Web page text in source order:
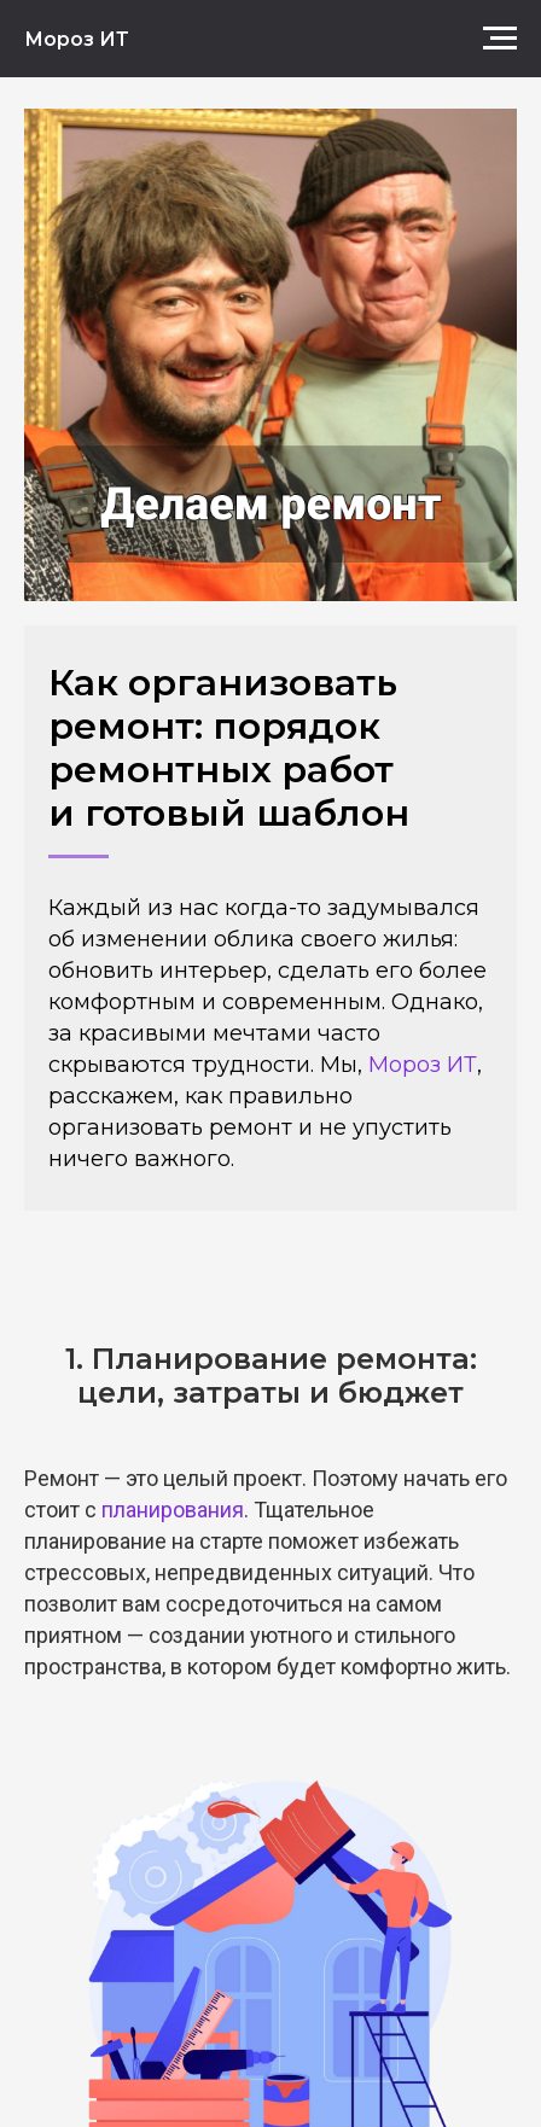
Мороз ИТ
Как организовать
ремонт: порядок
ремонтных работ
и готовый шаблон
Каждый из нас когда-то задумывался
об изменении облика своего жилья:
обновить интерьер, сделать его более
комфортным и современным. Однако,
за красивыми мечтами часто
скрываются трудности. Мы, Мороз ИТ,
расскажем, как правильно
организовать ремонт и не упустить
ничего важного.
1. Планирование ремонта:
цели, затраты и бюджет
Ремонт — это целый проект. Поэтому начать его
стоит с планирования. Тщательное
планирование на старте поможет избежать
стрессовых, непредвиденных ситуаций. Что
позволит вам сосредоточиться на самом
приятном — создании уютного и стильного
пространства, в котором будет комфортно жить.